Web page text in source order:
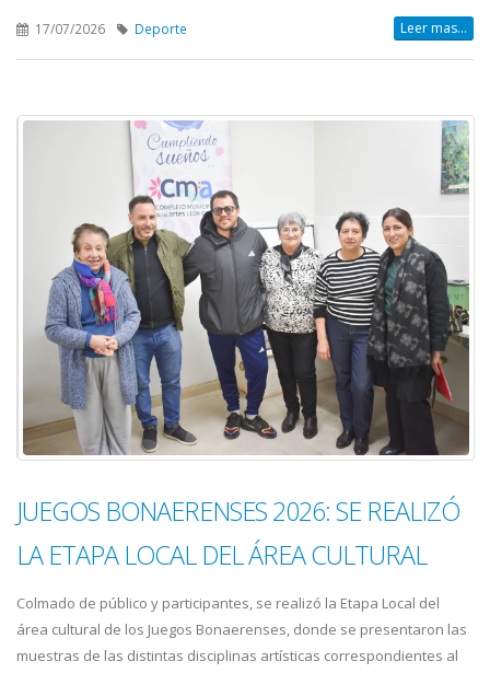
17/07/2026 Deporte Leer mas...
JUEGOS BONAERENSES 2026: SE REALIZÓ
LA ETAPA LOCAL DEL ÁREA CULTURAL
Colmado de público y participantes, se realizó la Etapa Local del
área cultural de los Juegos Bonaerenses, donde se presentaron las
muestras de las distintas disciplinas artísticas correspondientes al